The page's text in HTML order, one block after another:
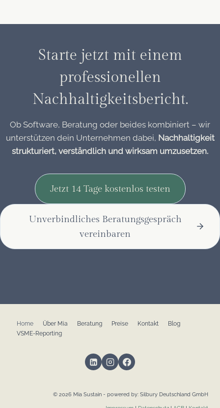
Starte jetzt mit einem
professionellen
Nachhaltigkeitsbericht.
Ob Software, Beratung oder beides kombiniert – wir
unterstützen dein Unternehmen dabei, Nachhaltigkeit
strukturiert, verständlich und wirksam umzusetzen.
Jetzt 14 Tage kostenlos testen
Unverbindliches Beratungsgespräch
vereinbaren
Home Über Mia Beratung Preise Kontakt
Blog
VSME-Reporting
© 2026 Mia Sustain - powered by: Silbury Deutschland GmbH